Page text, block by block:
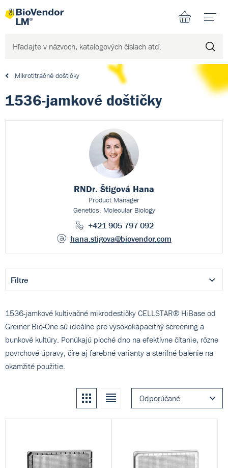
Mikrotitračné doštičky
1536-jamkové doštičky
RNDr. Štigová Hana
Product Manager
Genetics, Molecular Biology
+421 905 797 092
hana.stigova@biovendor.com
Filtre
1536-jamkové kultivačné mikrodestičky CELLSTAR® HiBase od
Greiner Bio-One sú ideálne pre vysokokapacitný screening a
bunkové kultúry. Ponúkajú ploché dno na efektívne čítanie, rôzne
povrchové úpravy, číre aj farebné varianty a sterilné balenie na
okamžité použitie.
Odporúčané
Kachle Zoznam